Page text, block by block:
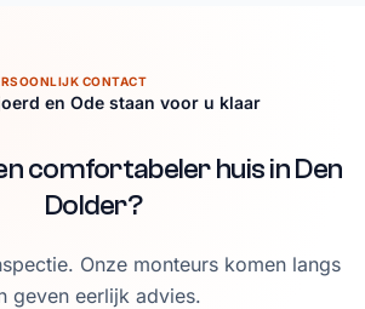
CONTACT
en Ode staan voor u klaar
comfortabeler huis in Den
Dolder?
Onze monteurs komen langs
geven eerlijk advies.